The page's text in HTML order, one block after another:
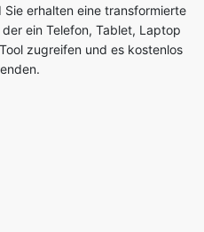
ist völlig kostenlos und kann
werden. Wir garantieren die
nach der Konvertierung